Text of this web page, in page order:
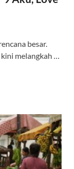
besar.
melangkah …